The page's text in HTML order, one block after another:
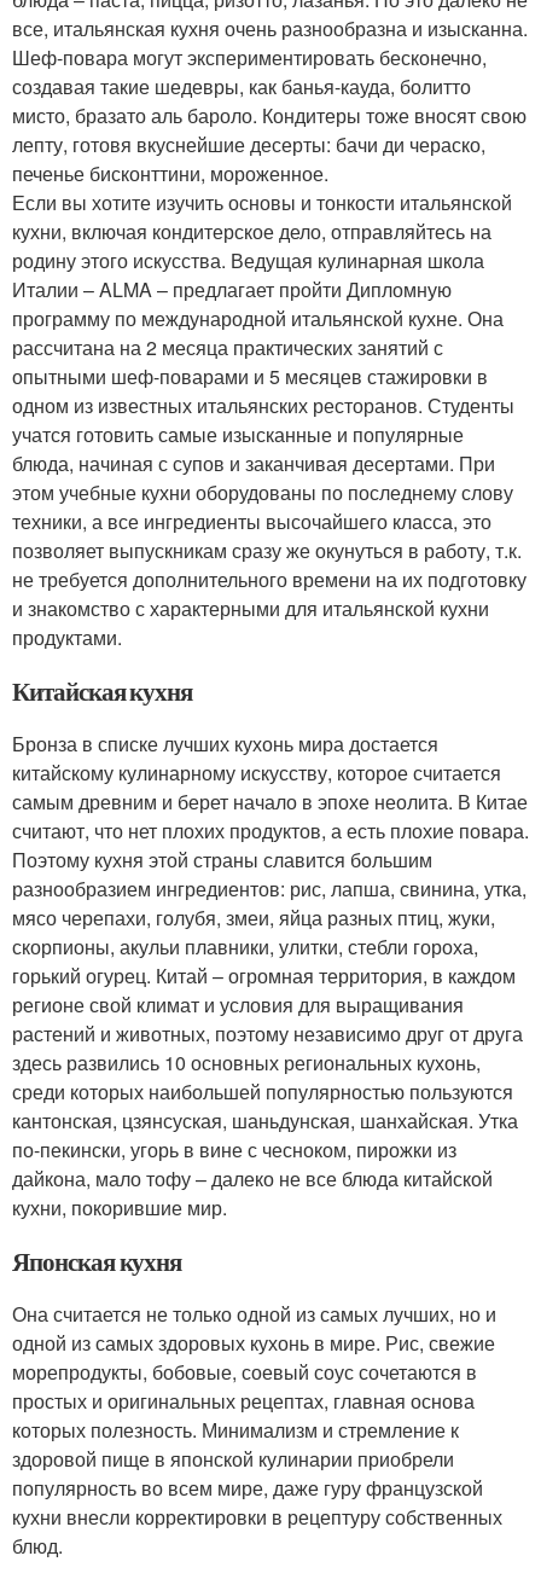
все, итальянская кухня очень разнообразна и изысканна.
Шеф-повара могут экспериментировать бесконечно,
создавая такие шедевры, как банья-кауда, болитто
мисто, бразато аль бароло. Кондитеры тоже вносят свою
лепту, готовя вкуснейшие десерты: бачи ди чераско,
печенье бисконттини, мороженное.
Если вы хотите изучить основы и тонкости итальянской
кухни, включая кондитерское дело, отправляйтесь на
родину этого искусства. Ведущая кулинарная школа
Италии – ALMA – предлагает пройти Дипломную
программу по международной итальянской кухне. Она
рассчитана на 2 месяца практических занятий с
опытными шеф-поварами и 5 месяцев стажировки в
одном из известных итальянских ресторанов. Студенты
учатся готовить самые изысканные и популярные
блюда, начиная с супов и заканчивая десертами. При
этом учебные кухни оборудованы по последнему слову
техники, а все ингредиенты высочайшего класса, это
позволяет выпускникам сразу же окунуться в работу, т.к.
не требуется дополнительного времени на их подготовку
и знакомство с характерными для итальянской кухни
продуктами.
Китайская кухня
Бронза в списке лучших кухонь мира достается
китайскому кулинарному искусству, которое считается
самым древним и берет начало в эпохе неолита. В Китае
считают, что нет плохих продуктов, а есть плохие повара.
Поэтому кухня этой страны славится большим
разнообразием ингредиентов: рис, лапша, свинина, утка,
мясо черепахи, голубя, змеи, яйца разных птиц, жуки,
скорпионы, акульи плавники, улитки, стебли гороха,
горький огурец. Китай – огромная территория, в каждом
регионе свой климат и условия для выращивания
растений и животных, поэтому независимо друг от друга
здесь развились 10 основных региональных кухонь,
среди которых наибольшей популярностью пользуются
кантонская, цзянсуская, шаньдунская, шанхайская. Утка
по-пекински, угорь в вине с чесноком, пирожки из
дайкона, мало тофу – далеко не все блюда китайской
кухни, покорившие мир.
Японская кухня
Она считается не только одной из самых лучших, но и
одной из самых здоровых кухонь в мире. Рис, свежие
морепродукты, бобовые, соевый соус сочетаются в
простых и оригинальных рецептах, главная основа
которых полезность. Минимализм и стремление к
здоровой пище в японской кулинарии приобрели
популярность во всем мире, даже гуру французской
кухни внесли корректировки в рецептуру собственных
блюд.